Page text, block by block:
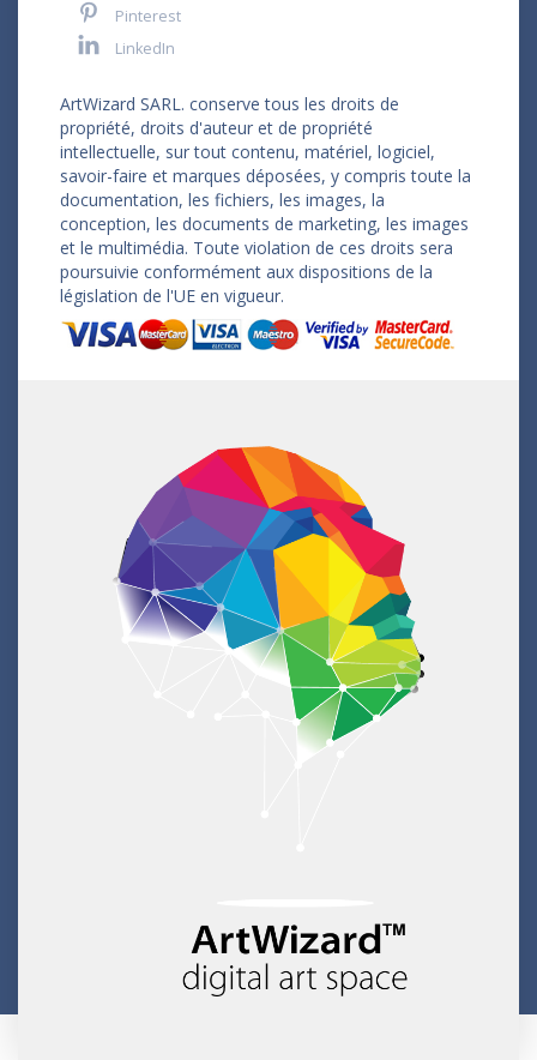
Pinterest
LinkedIn
ArtWizard SARL. conserve tous les droits de
propriété, droits d'auteur et de propriété
intellectuelle, sur tout contenu, matériel, logiciel,
savoir-faire et marques déposées, y compris toute la
documentation, les fichiers, les images, la
conception, les documents de marketing, les images
et le multimédia. Toute violation de ces droits sera
poursuivie conformément aux dispositions de la
législation de l'UE en vigueur.